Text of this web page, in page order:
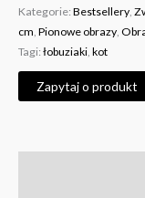
Kategorie: Bestsellery,
cm, Pionowe obrazy,
Tagi: łobuziaki, kot
Zapytaj o produkt